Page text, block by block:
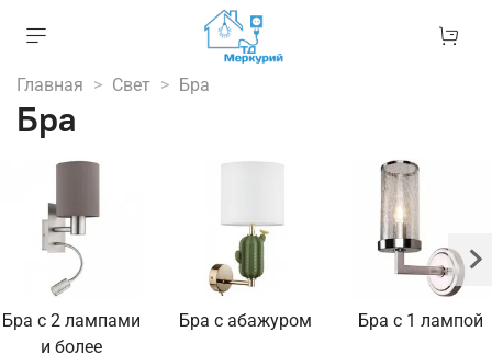
Главная Свет Бра
Бра
Бра с 2 лампами
и более
Бра с абажуром Бра с 1 лампой